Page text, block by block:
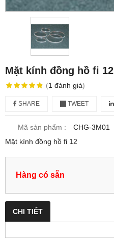
Mặt kính đồng hồ fi 12
(1 đánh giá)
SHARE TWEET
Mã sản phẩm :
CHG-3M01
Mặt kính đồng hồ fi 12
Hàng có sẵn
CHI TIẾT